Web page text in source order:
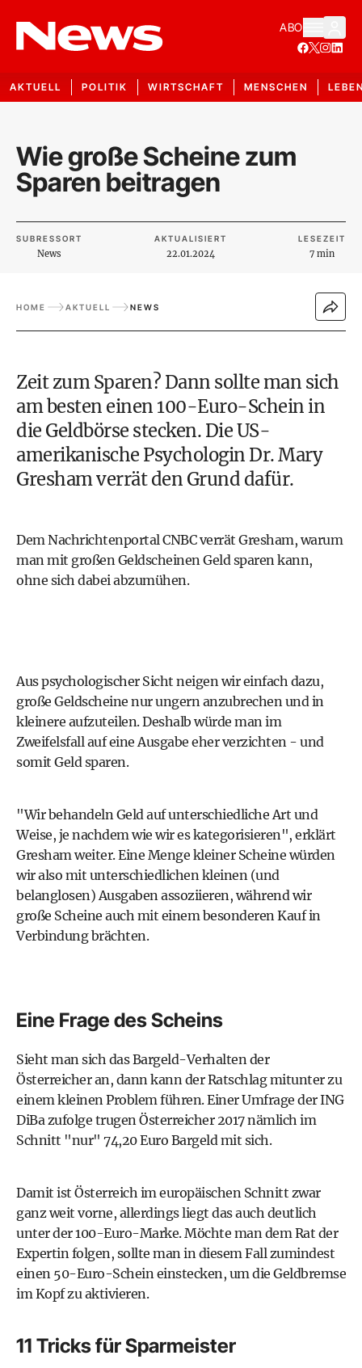
ABO
AKTUELL POLITIK WIRTSCHAFT MENSCHEN
Wie große Scheine zum
Sparen beitragen
SUBRESSORT
News
AKTUALISIERT
22.01.2024
LESEZEIT
7 min
HOME AKTUELL NEWS
Zeit zum Sparen? Dann sollte man sich
am besten einen 100-Euro-Schein in
die Geldbörse stecken. Die US-
amerikanische Psychologin Dr. Mary
Gresham verrät den Grund dafür.
Dem Nachrichtenportal CNBC verrät Gresham, warum
man mit großen Geldscheinen Geld sparen kann,
ohne sich dabei abzumühen.
Aus psychologischer Sicht neigen wir einfach dazu,
große Geldscheine nur ungern anzubrechen und in
kleinere aufzuteilen. Deshalb würde man im
Zweifelsfall auf eine Ausgabe eher verzichten - und
somit Geld sparen.
"Wir behandeln Geld auf unterschiedliche Art und
Weise, je nachdem wie wir es kategorisieren", erklärt
Gresham weiter. Eine Menge kleiner Scheine würden
wir also mit unterschiedlichen kleinen (und
belanglosen) Ausgaben assoziieren, während wir
große Scheine auch mit einem besonderen Kauf in
Verbindung brächten.
Eine Frage des Scheins
Sieht man sich das Bargeld-Verhalten der
Österreicher an, dann kann der Ratschlag mitunter zu
einem kleinen Problem führen. Einer Umfrage der ING
DiBa zufolge trugen Österreicher 2017 nämlich im
Schnitt "nur" 74,20 Euro Bargeld mit sich.
Damit ist Österreich im europäischen Schnitt zwar
ganz weit vorne, allerdings liegt das auch deutlich
unter der 100-Euro-Marke. Möchte man dem Rat der
Expertin folgen, sollte man in diesem Fall zumindest
einen 50-Euro-Schein einstecken, um die Geldbremse
im Kopf zu aktivieren.
11 Tricks für Sparmeister